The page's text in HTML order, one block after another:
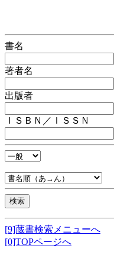
書名
著者名
出版者
ＩＳＢＮ／ＩＳＳＮ
[9]蔵書検索メニューへ
[0]TOPページへ